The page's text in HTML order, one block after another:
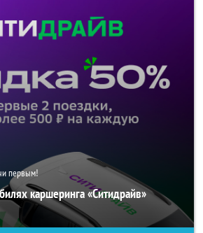
первым!
каршеринга «Ситидрайв»